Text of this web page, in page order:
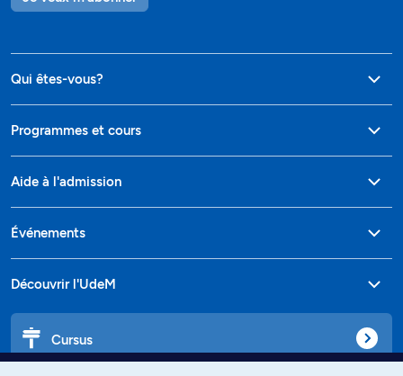
Qui êtes-vous?
Programmes et cours
Aide à l'admission
Événements
Découvrir l'UdeM
Cursus